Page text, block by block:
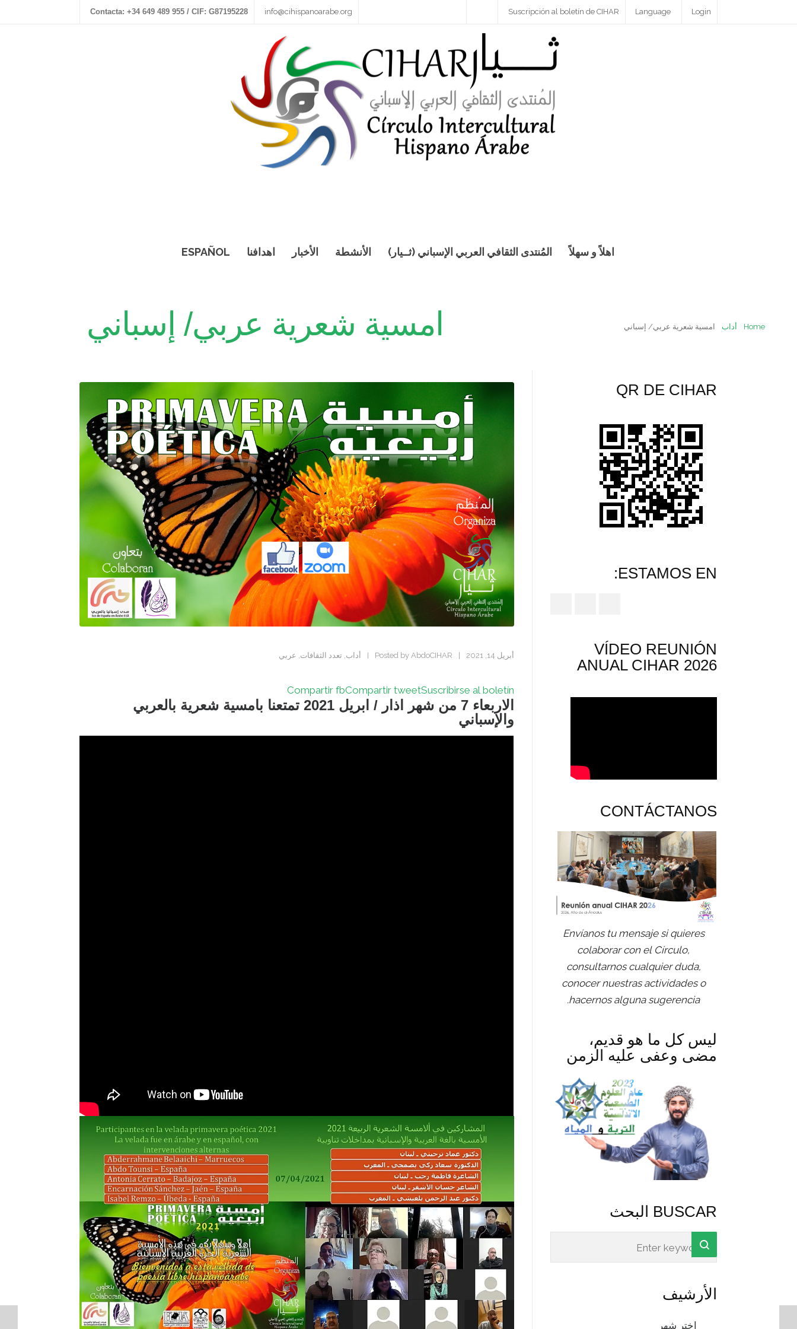
Contacta: +34 649 489 955 / CIF: G87195228 info@cihispanoarabe.org Login
Language
Suscripción al boletín de CIHAR
اهلاً و سهلاً المُنتدى الثقافي العربي الإسباني (ثــيار) الأنشطة الأخبار اهدافنا ESPAÑOL
امسية شعرية عربي/ إسباني Home أداب امسية شعرية عربي/ إسباني
أبريل 14, 2021 AbdoCIHAR
| أداب تعدد الثقافات عربي
Compartir fbCompartir tweetSuscribirse al boletín
الاربعاء 7 من شهر اذار / ابريل 2021 تمتعنا بامسية شعرية بالعربي
والإسباني
QR DE CIHAR
ESTAMOS EN:
VÍDEO REUNIÓN
ANUAL CIHAR 2026
CONTÁCTANOS
Envíanos tu mensaje si quieres
colaborar con el Círculo,
consultarnos cualquier duda,
conocer nuestras actividades o
hacernos alguna sugerencia.
ليس كل ما هو قديم،
مضى وعفى عليه الزمن
BUSCAR البحث
الأرشيف